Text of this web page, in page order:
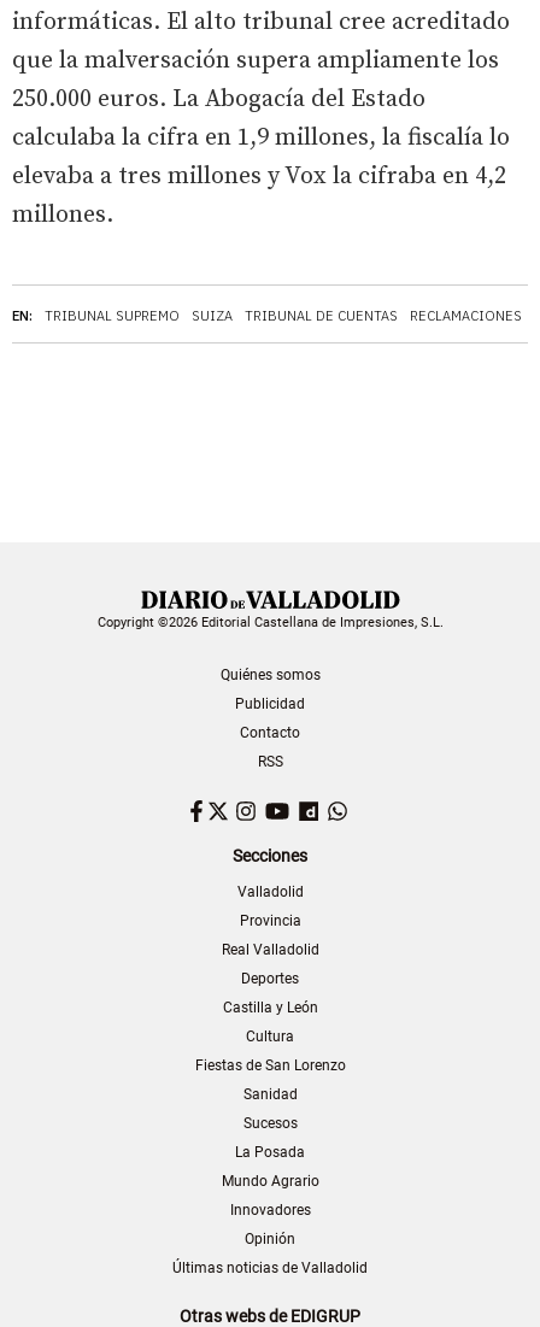
EN: TRIBUNAL SUPREMO SUIZA TRIBUNAL DE CUENTAS RECLAMACIONES
informáticas. El alto tribunal cree acreditado
que la malversación supera ampliamente los
250.000 euros. La Abogacía del Estado
calculaba la cifra en 1,9 millones, la fiscalía lo
elevaba a tres millones y Vox la cifraba en 4,2
millones.
Copyright ©2026 Editorial Castellana de Impresiones, S.L.
Quiénes somos
Publicidad
Contacto
RSS
Facebook
TwitterInstagram
YouTubeDailymotion
Secciones
Valladolid
Provincia
Real Valladolid
Deportes
Castilla y León
Cultura
Fiestas de San Lorenzo
Sanidad
Sucesos
La Posada
Mundo Agrario
Innovadores
Opinión
Últimas noticias de Valladolid
Otras webs de EDIGRUP